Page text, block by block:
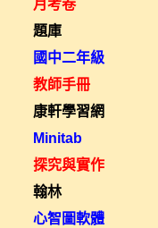
月考卷
題庫
國中二年級
教師手冊
康軒學習網
Minitab
探究與實作
翰林
心智圖軟體